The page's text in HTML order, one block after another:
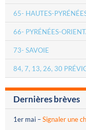
65- HAUTES-
66- PYRÉNÉES-
73- SAVOIE
84, 7, 13, 26, 30
Dernières brèves
1er mai –Signaler une